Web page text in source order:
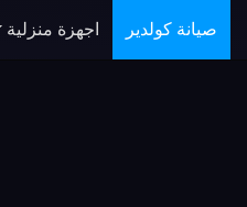
صيانة كولدير اجهزة منزلية